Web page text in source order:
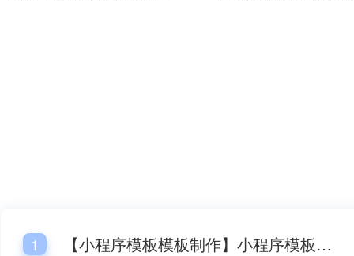
1 【小程序模板模板制作】小程序模板模板开发平台网站